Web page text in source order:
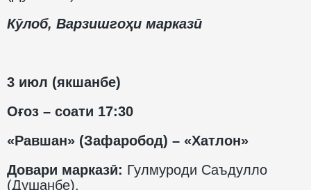
Кӯлоб, Варзишгоҳи марказӣ
3 июл (якшанбе)
Оғоз – соати 17:30
«Равшан» (Зафаробод) – «Хатлон»
Довари марказӣ: Гулмуроди Саъдулло
(Душанбе).